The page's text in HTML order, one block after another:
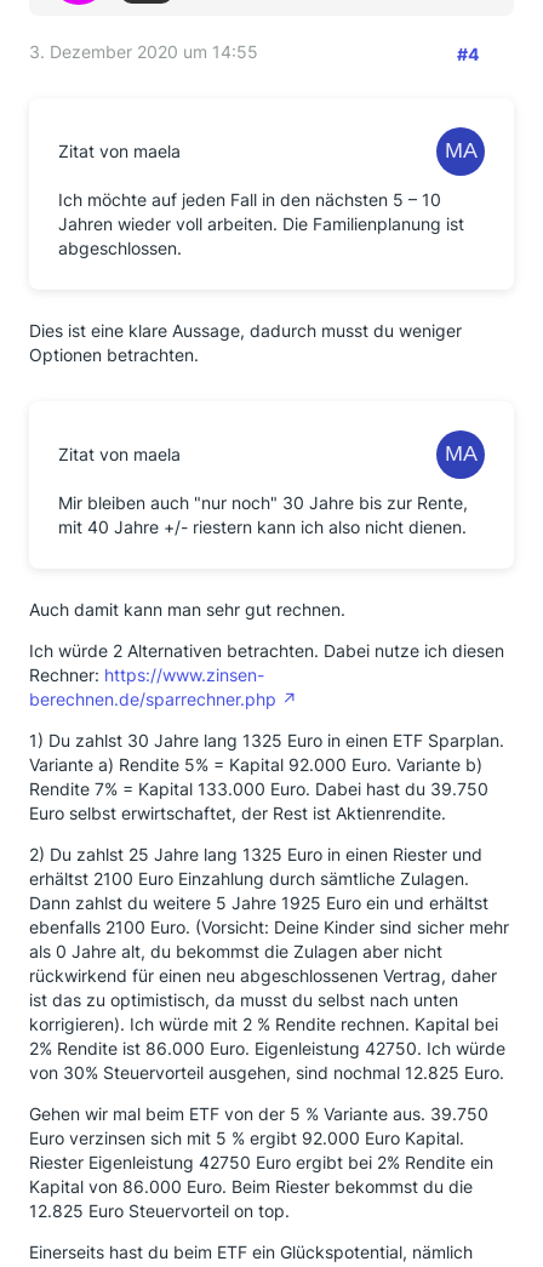
3. Dezember 2020 um 14:55 #4
Zitat von maela
Ich möchte auf jeden Fall in den nächsten 5 – 10
Jahren wieder voll arbeiten. Die Familienplanung ist
abgeschlossen.
Dies ist eine klare Aussage, dadurch musst du weniger
Optionen betrachten.
Zitat von maela
Mir bleiben auch "nur noch" 30 Jahre bis zur Rente,
mit 40 Jahre +/- riestern kann ich also nicht dienen.
Auch damit kann man sehr gut rechnen.
Ich würde 2 Alternativen betrachten. Dabei nutze ich diesen
Rechner: https://www.zinsen-
berechnen.de/sparrechner.php
1) Du zahlst 30 Jahre lang 1325 Euro in einen ETF Sparplan.
Variante a) Rendite 5% = Kapital 92.000 Euro. Variante b)
Rendite 7% = Kapital 133.000 Euro. Dabei hast du 39.750
Euro selbst erwirtschaftet, der Rest ist Aktienrendite.
2) Du zahlst 25 Jahre lang 1325 Euro in einen Riester und
erhältst 2100 Euro Einzahlung durch sämtliche Zulagen.
Dann zahlst du weitere 5 Jahre 1925 Euro ein und erhältst
ebenfalls 2100 Euro. (Vorsicht: Deine Kinder sind sicher mehr
als 0 Jahre alt, du bekommst die Zulagen aber nicht
rückwirkend für einen neu abgeschlossenen Vertrag, daher
ist das zu optimistisch, da musst du selbst nach unten
korrigieren). Ich würde mit 2 % Rendite rechnen. Kapital bei
2% Rendite ist 86.000 Euro. Eigenleistung 42750. Ich würde
von 30% Steuervorteil ausgehen, sind nochmal 12.825 Euro.
Gehen wir mal beim ETF von der 5 % Variante aus. 39.750
Euro verzinsen sich mit 5 % ergibt 92.000 Euro Kapital.
Riester Eigenleistung 42750 Euro ergibt bei 2% Rendite ein
Kapital von 86.000 Euro. Beim Riester bekommst du die
12.825 Euro Steuervorteil on top.
Einerseits hast du beim ETF ein Glückspotential, nämlich